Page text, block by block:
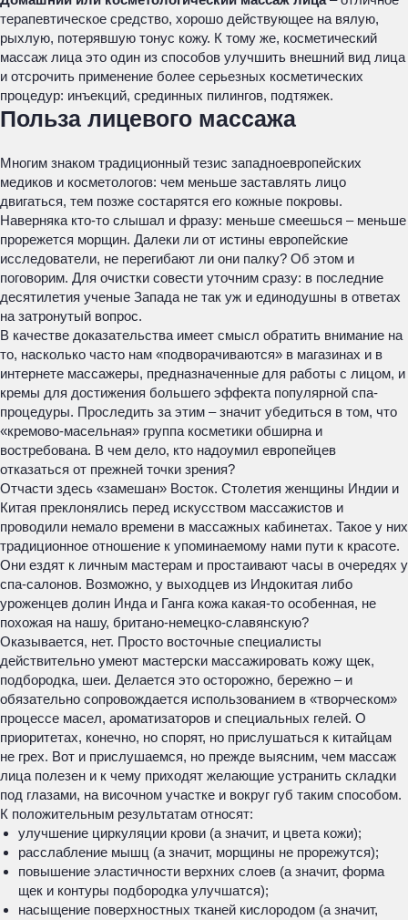
терапевтическое средство, хорошо действующее на вялую,
рыхлую, потерявшую тонус кожу. К тому же, косметический
массаж лица это один из способов улучшить внешний вид лица
и отсрочить применение более серьезных косметических
процедур: инъекций, срединных пилингов, подтяжек.
Польза лицевого массажа
Многим знаком традиционный тезис западноевропейских
медиков и косметологов: чем меньше заставлять лицо
двигаться, тем позже состарятся его кожные покровы.
Наверняка кто-то слышал и фразу: меньше смеешься – меньше
прорежется морщин. Далеки ли от истины европейские
исследователи, не перегибают ли они палку? Об этом и
поговорим. Для очистки совести уточним сразу: в последние
десятилетия ученые Запада не так уж и единодушны в ответах
на затронутый вопрос.
В качестве доказательства имеет смысл обратить внимание на
то, насколько часто нам «подворачиваются» в магазинах и в
интернете массажеры, предназначенные для работы с лицом, и
кремы для достижения большего эффекта популярной спа-
процедуры. Проследить за этим – значит убедиться в том, что
«кремово-масельная» группа косметики обширна и
востребована. В чем дело, кто надоумил европейцев
отказаться от прежней точки зрения?
Отчасти здесь «замешан» Восток. Столетия женщины Индии и
Китая преклонялись перед искусством массажистов и
проводили немало времени в массажных кабинетах. Такое у них
традиционное отношение к упоминаемому нами пути к красоте.
Они ездят к личным мастерам и простаивают часы в очередях у
спа-салонов. Возможно, у выходцев из Индокитая либо
уроженцев долин Инда и Ганга кожа какая-то особенная, не
похожая на нашу, британо-немецко-славянскую?
Оказывается, нет. Просто восточные специалисты
действительно умеют мастерски массажировать кожу щек,
подбородка, шеи. Делается это осторожно, бережно – и
обязательно сопровождается использованием в «творческом»
процессе масел, ароматизаторов и специальных гелей. О
приоритетах, конечно, но спорят, но прислушаться к китайцам
не грех. Вот и прислушаемся, но прежде выясним, чем массаж
лица полезен и к чему приходят желающие устранить складки
под глазами, на височном участке и вокруг губ таким способом.
К положительным результатам относят:
улучшение циркуляции крови (а значит, и цвета кожи);
расслабление мышц (а значит, морщины не прорежутся);
повышение эластичности верхних слоев (а значит, форма
щек и контуры подбородка улучшатся);
насыщение поверхностных тканей кислородом (а значит,